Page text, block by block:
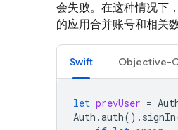
会失败。在这种情况下
的应用合并账号和相关
Swift Objective-C
let prevUser =
Auth .auth(). signIn